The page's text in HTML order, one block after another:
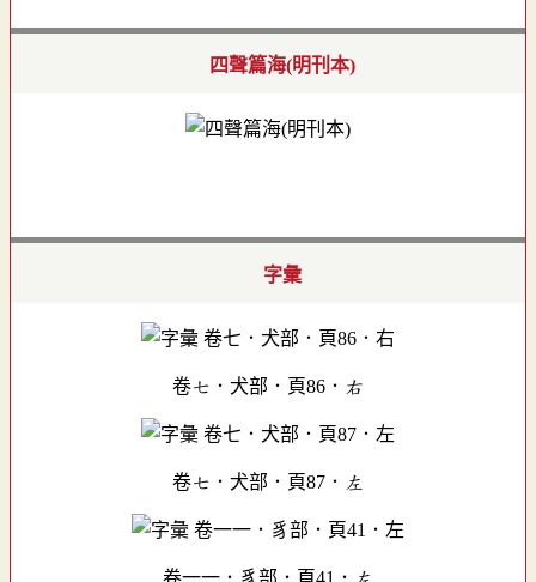
四聲篇海(明刊本)
字彙
卷七．犬部．頁86．右
卷七．犬部．頁87．左
卷一一．豸部．頁41．左